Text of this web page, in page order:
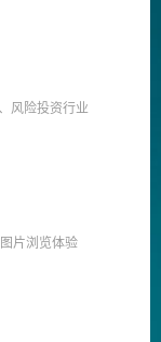
风险投资行业
片浏览体验